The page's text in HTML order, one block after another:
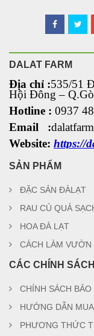
DALAT FARM
Địa chỉ :535/51
Hội Đông–
Hotline : 0937
Email :
Website: https://
SẢN PHẨM
ĐẶC SẢN ĐÀLẠT
RAU CỦ QUẢ
HOA ĐÀ LẠT
CÁCH LÀM VƯỜN
CÁC CHÍNH SÁCH
CHÍNH SÁCH BẢO
HƯỚNG DẪN
PHƯƠNG THỨC